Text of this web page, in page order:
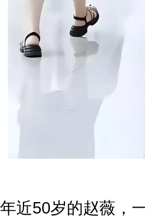
年近50岁的赵薇，